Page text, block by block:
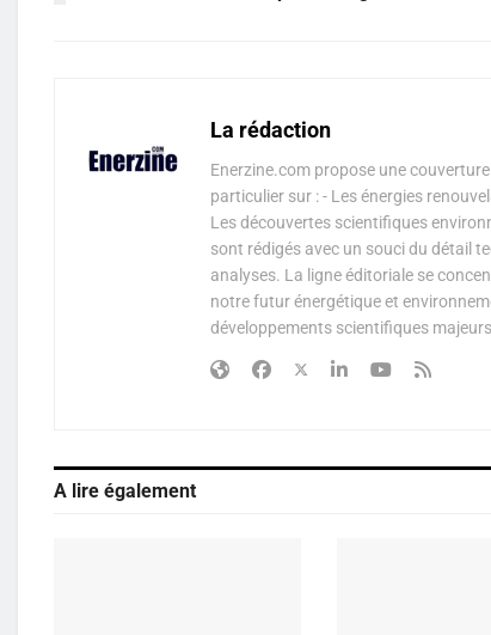
La rédaction
Enerzine.com propose une
particulier sur : - Les énergies
Les découvertes scientifiques
sont rédigés avec un souci du détail
analyses. La ligne éditoriale se
notre futur énergétique et
développements scientifiques
A lire également